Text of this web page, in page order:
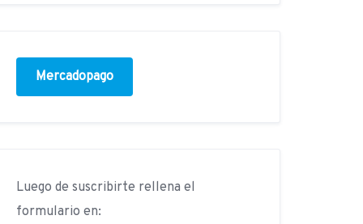
Mercadopago
Luego de suscribirte rellena el
formulario en: